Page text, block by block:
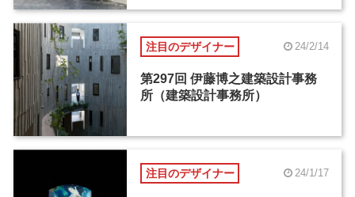
注目のデザイナー 24/2/14
第297回 伊藤博之建築設計事務
所（建築設計事務所）
注目のデザイナー 24/1/17